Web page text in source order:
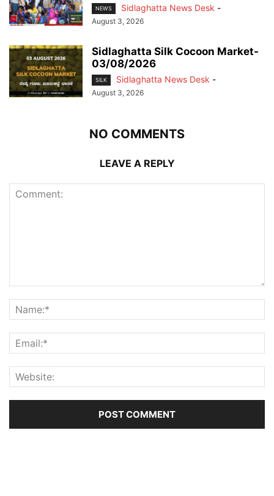
NEWS Sidlaghatta News Desk -
August 3, 2026
Sidlaghatta Silk Cocoon Market-
03/08/2026
SILK Sidlaghatta News Desk -
August 3, 2026
NO COMMENTS
LEAVE A REPLY